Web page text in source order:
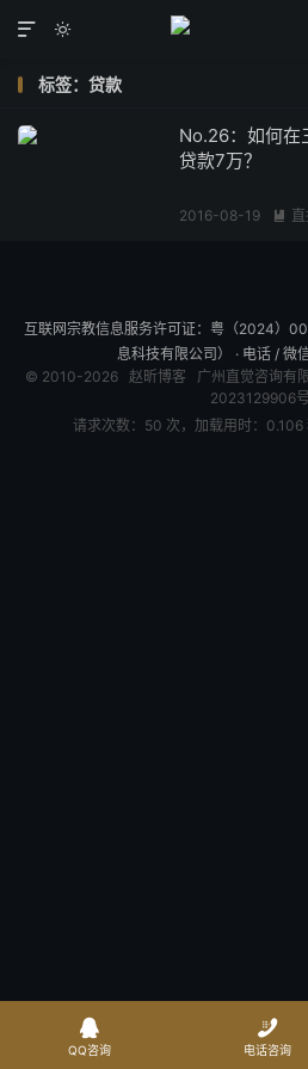


标签：贷款
No.26：如何在
贷款7万？
2016-08-19 
互联网宗教信息服务许可证：粤（2024）
息科技有限公司） · 电话 / 微
© 2010-2026 赵昕博客 广州直觉咨询有
2023129906
请求次数：50 次，加载用时：

QQ咨询

电话咨询